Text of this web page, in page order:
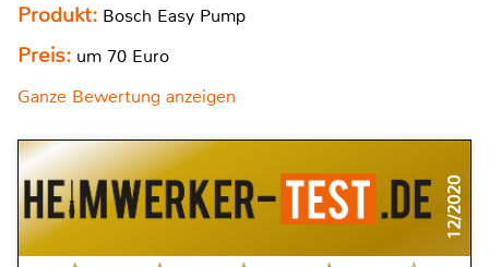
Produkt: Bosch Easy Pump
Preis: um 70 Euro
Ganze Bewertung anzeigen
12/2020